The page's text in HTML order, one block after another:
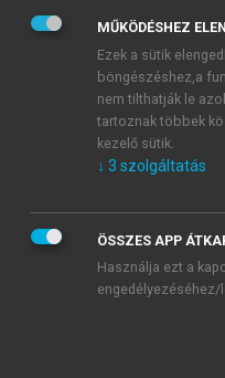
Adatkezelési
veszem és elfogadom.
Általános vásárlási
mersz.huoldalak
tudomásul veszem és
MŰKÖDÉSHEZ
Ezek a sütik
böngészéshez,a
nem tilthatják le
tartoznak többek
kezelő sütik.
↓ 3 szolgáltatás
ÖSSZES APP
Használja ezt a